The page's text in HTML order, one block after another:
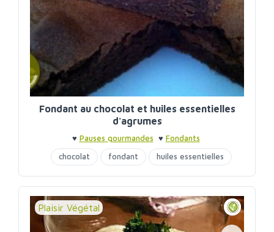
Fondant au chocolat et huiles essentielles
d'agrumes
♥ Pauses gourmandes ♥ Fondants
chocolat
fondant huiles essentielles
purée amandes sirop d'agave
Plaisir Végétal